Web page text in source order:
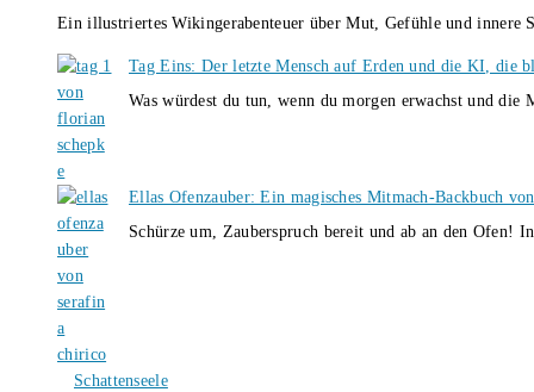
Ein illustriertes Wikingerabenteuer über Mut, Gefühle und
Tag Eins: Der letzte Mensch auf Erden und die KI, die
Was würdest du tun, wenn du morgen erwachst und
Ellas Ofenzauber: Ein magisches Mitmach-Backbuch
Schürze um, Zauberspruch bereit und ab an den Ofen!
Schattenseele